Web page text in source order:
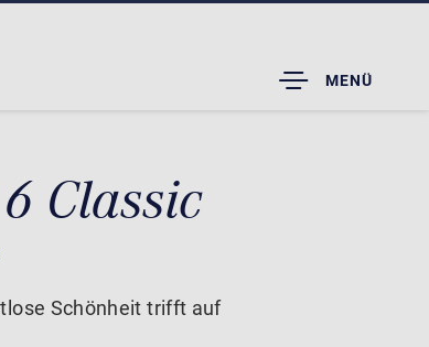
TOGGLE
DROPDOWN
MENÜ
Classic
Schönheit trifft auf